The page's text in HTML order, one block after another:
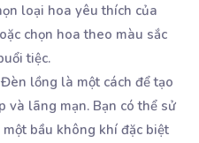
loại hoa yêu thích của
chọn hoa theo màu sắc
tiệc.
lồng là một cách để tạo
và lãng mạn. Bạn có thể sử
bầu không khí đặc biệt